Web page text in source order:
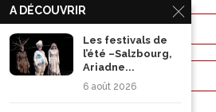
A DÉCOUVRIR
Les festivals de
l’été –Salzbourg,
Ariadne...
6 août 2026